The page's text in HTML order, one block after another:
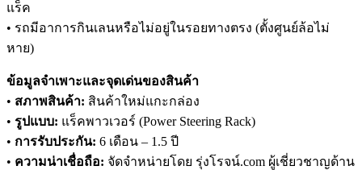
แร็ค
• รถมีอาการกินเลนหรือไม่อยู่ในรอยทางตรง (ตั้งศูนย์ล้อไม่
หาย)
ข้อมูลจำเพาะและจุดเด่นของสินค้า
• สภาพสินค้า: สินค้าใหม่แกะกล่อง
• รูปแบบ: แร็คพาวเวอร์ (Power Steering Rack)
• การรับประกัน: 6 เดือน – 1.5 ปี
• ความน่าเชื่อถือ: จัดจำหน่ายโดย รุ่งโรจน์.com ผู้เชี่ยวชาญด้าน